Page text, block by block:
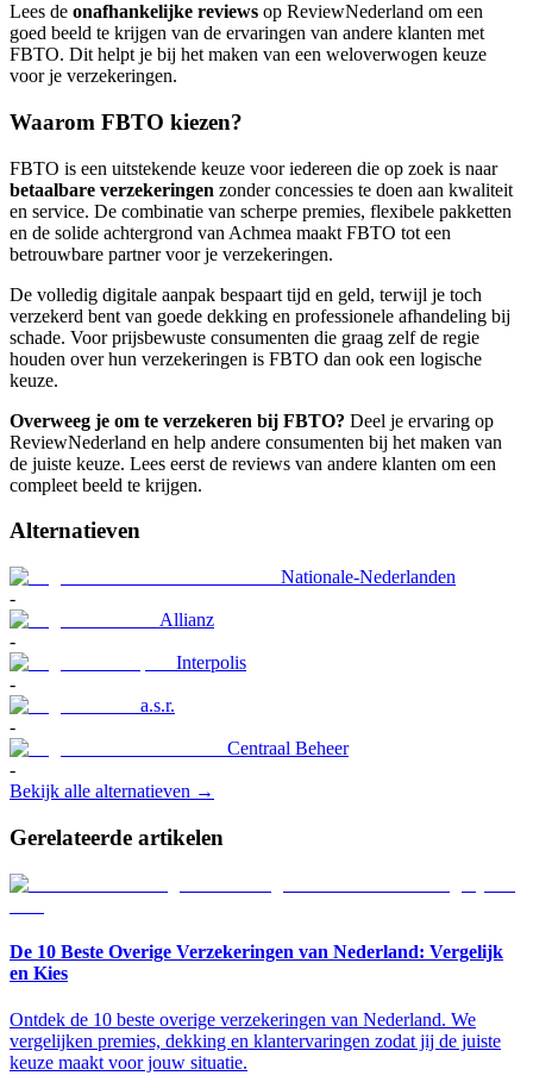
Lees de onafhankelijke reviews op ReviewNederland om een
goed beeld te krijgen van de ervaringen van andere klanten met
FBTO. Dit helpt je bij het maken van een weloverwogen keuze
voor je verzekeringen.
Waarom FBTO kiezen?
FBTO is een uitstekende keuze voor iedereen die op zoek is naar
betaalbare verzekeringen zonder concessies te doen aan kwaliteit
en service. De combinatie van scherpe premies, flexibele pakketten
en de solide achtergrond van Achmea maakt FBTO tot een
betrouwbare partner voor je verzekeringen.
De volledig digitale aanpak bespaart tijd en geld, terwijl je toch
verzekerd bent van goede dekking en professionele afhandeling bij
schade. Voor prijsbewuste consumenten die graag zelf de regie
houden over hun verzekeringen is FBTO dan ook een logische
keuze.
Overweeg je om te verzekeren bij FBTO? Deel je ervaring op
ReviewNederland en help andere consumenten bij het maken van
de juiste keuze. Lees eerst de reviews van andere klanten om een
compleet beeld te krijgen.
Alternatieven
Nationale-Nederlanden
-
Allianz
-
Interpolis
-
a.s.r.
-
Centraal Beheer
-
Bekijk alle alternatieven →
Gerelateerde artikelen
De 10 Beste Overige Verzekeringen van Nederland: Vergelijk
en Kies
Ontdek de 10 beste overige verzekeringen van Nederland. We
vergelijken premies, dekking en klantervaringen zodat jij de juiste
keuze maakt voor jouw situatie.